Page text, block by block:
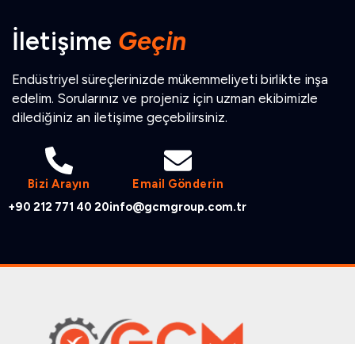
İletişime Geçin
Endüstriyel süreçlerinizde mükemmeliyeti birlikte inşa
edelim. Sorularınız ve projeniz için uzman ekibimizle
dilediğiniz an iletişime geçebilirsiniz.
Bizi Arayın
+90 212 771 40 20
Email Gönderin
info@gcmgroup.com.tr